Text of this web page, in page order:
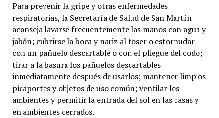
Para prevenir la gripe y otras enfermedades
respiratorias, la Secretaría de Salud de San Martín
aconseja lavarse frecuentemente las manos con agua y
jabón; cubrirse la boca y nariz al toser o estornudar
con un pañuelo descartable o con el pliegue del codo;
tirar a la basura los pañuelos descartables
inmediatamente después de usarlos; mantener limpios
picaportes y objetos de uso común; ventilar los
ambientes y permitir la entrada del sol en las casas y
en ambientes cerrados.